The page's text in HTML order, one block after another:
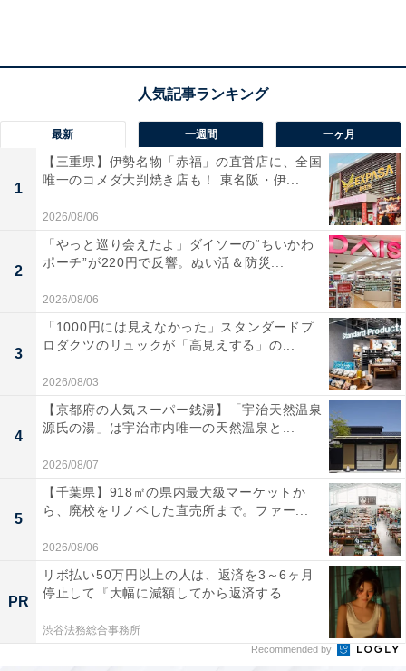
今回発売する「MACHI café シングルオリジンコーヒー
パナマ ベイビーゲイシャ」で使用しているコーヒー豆
は、ベスト・オブ・パナマで数々の賞を受賞しているベ
ルリナ農園で収穫されたゲイシャ種のコーヒー豆。希少
な「パナマゲイシャ」の中から、さらに樹齢5年以内の
若木「BabyTree（ベイビーツリー）」にのみ限定した
「BabyGeisha（ベイビーゲイシャ）」を厳選して使用し
ているそう。
「シングルオリジン」ならではの深い味わい
最新 一週間 一ヶ月
1
【三重県】伊勢名物「赤福」の直営店に、全国
唯一のコメダ大判焼き店も！ 東名阪・伊...
2026/08/06
2
「やっと巡り会えたよ」ダイソーの“ちいかわ
ポーチ”が220円で反響。ぬい活＆防災...
2026/08/06
3
「1000円には見えなかった」スタンダードプ
ロダクツのリュックが「高見えする」の...
2026/08/03
4
【京都府の人気スーパー銭湯】「宇治天然温泉
源氏の湯」は宇治市内唯一の天然温泉と...
2026/08/07
5
【千葉県】918㎡の県内最大級マーケットか
ら、廃校をリノベした直売所まで。ファー...
2026/08/06
PR
リボ払い50万円以上の人は、返済を3～6ヶ月
停止して『大幅に減額してから返済する...
渋谷法務総合事務所
Recommended by